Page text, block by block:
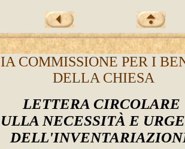
COMMISSIONE PER I
DELLA CHIESA
LETTERA CIRCOLARE
NECESSITÀ E